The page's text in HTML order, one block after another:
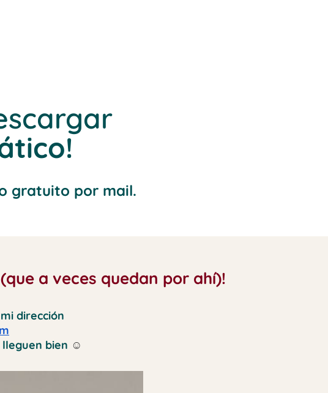
gratuito por mail.
a veces quedan por ahí)!
dirección
bien ☺️